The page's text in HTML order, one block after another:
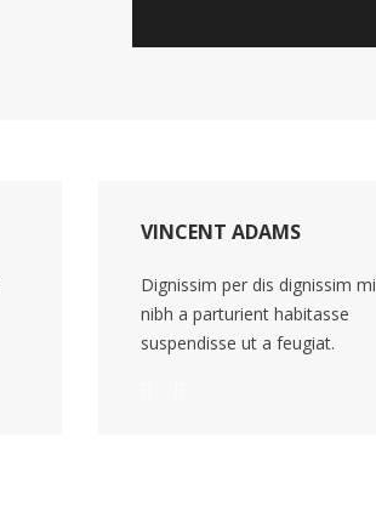
VINCENT ADAMS
Dignissim per dis dignissim mi
nibh a parturient habitasse
suspendisse ut a feugiat.